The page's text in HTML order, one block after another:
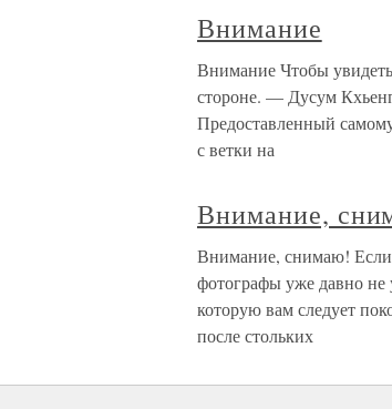
Внимание
Внимание Чтобы увидеть
стороне. — Дусум
Предоставленный
с ветки на
Внимание,
Внимание, снимаю! Если
фотографы уже давно не
которую вам следует
после стольких